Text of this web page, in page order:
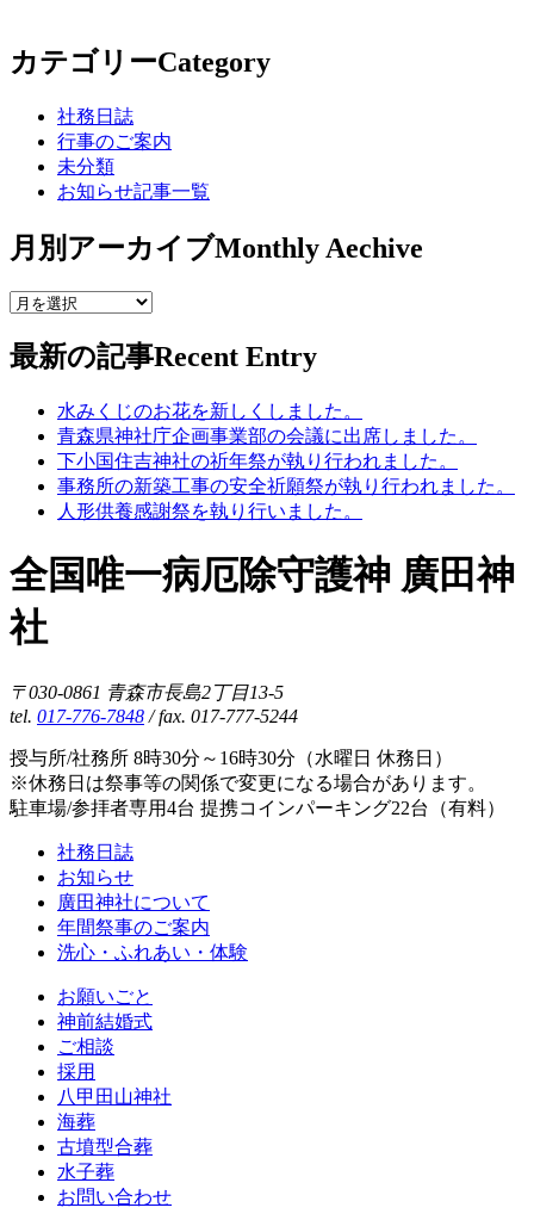
カテゴリーCategory
社務日誌
行事のご案内
未分類
お知らせ記事一覧
月別アーカイブMonthly Aechive
最新の記事Recent Entry
水みくじのお花を新しくしました。
青森県神社庁企画事業部の会議に出席しました。
下小国住吉神社の祈年祭が執り行われました。
事務所の新築工事の安全祈願祭が執り行われました。
人形供養感謝祭を執り行いました。
全国唯一病厄除守護神 廣田神
社
〒030-0861 青森市長島2丁目13-5
tel. 017-776-7848 / fax. 017-777-5244
授与所/社務所 8時30分～16時30分（水曜日 休務日）
※休務日は祭事等の関係で変更になる場合があります。
駐車場/参拝者専用4台 提携コインパーキング22台（有料）
社務日誌
お知らせ
廣田神社について
年間祭事のご案内
洗心・ふれあい・体験
お願いごと
神前結婚式
ご相談
採用
八甲田山神社
海葬
古墳型合葬
水子葬
お問い合わせ